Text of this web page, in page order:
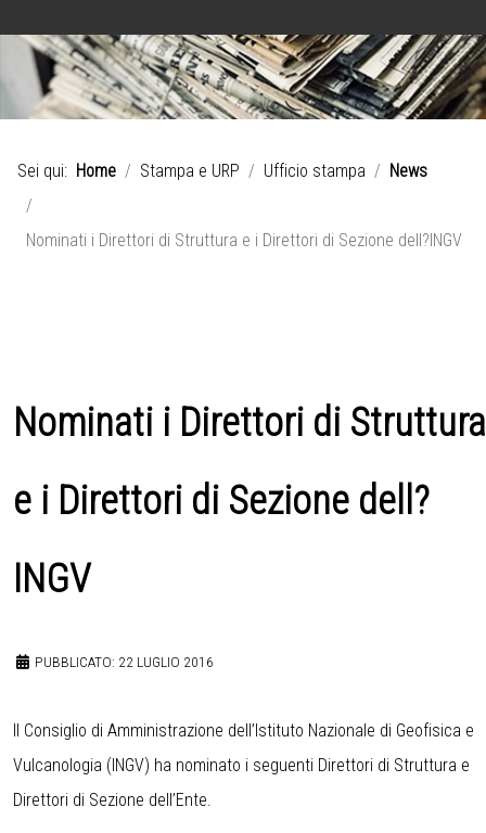
Sei qui: Home Stampa e URP Ufficio stampa News
Nominati i Direttori di Struttura e i Direttori di Sezione dell?INGV
Nominati i Direttori di Struttura
e i Direttori di Sezione dell?
INGV
PUBBLICATO: 22 LUGLIO 2016
Il Consiglio di Amministrazione dell’Istituto Nazionale di Geofisica e
Vulcanologia (INGV) ha nominato i seguenti Direttori di Struttura e
Direttori di Sezione dell’Ente.